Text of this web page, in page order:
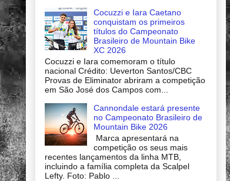
Cocuzzi e Iara Caetano
conquistam os primeiros
títulos do Campeonato
Brasileiro de Mountain Bike
XC 2026
Cocuzzi e Iara comemoram o título
nacional Crédito: Ueverton Santos/CBC
Provas de Eliminator abriram a competição
em São José dos Campos com...
Cannondale estará presente
no Campeonato Brasileiro de
Mountain Bike 2026
Marca apresentará na
competição os seus mais
recentes lançamentos da linha MTB,
incluindo a família completa da Scalpel
Lefty. Foto: Pablo ...